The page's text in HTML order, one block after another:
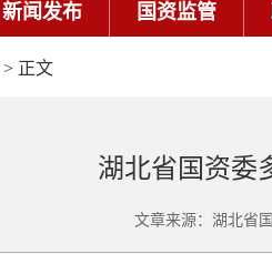
新闻发布 国资监管
> 正文
湖北省国资委
文章来源：湖北省